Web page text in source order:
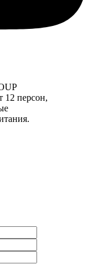
12 персон,